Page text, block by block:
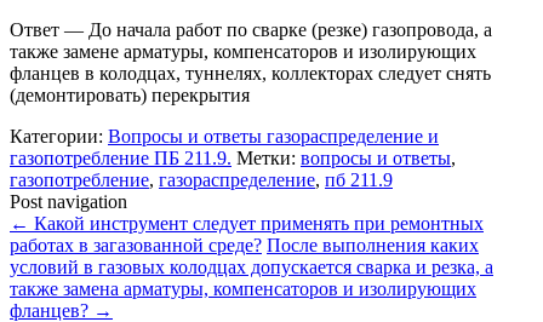
Ответ — До начала работ по сварке (резке) газопровода, а
также замене арматуры, компенсаторов и изолирующих
фланцев в колодцах, туннелях, коллекторах следует снять
(демонтировать) перекрытия
Категории: Вопросы и ответы газораспределение и
газопотребление ПБ 211.9. Метки: вопросы и ответы,
газопотребление, газораспределение, пб 211.9
Post navigation
← Какой инструмент следует применять при ремонтных
работах в загазованной среде? После выполнения каких
условий в газовых колодцах допускается сварка и резка, а
также замена арматуры, компенсаторов и изолирующих
фланцев? →